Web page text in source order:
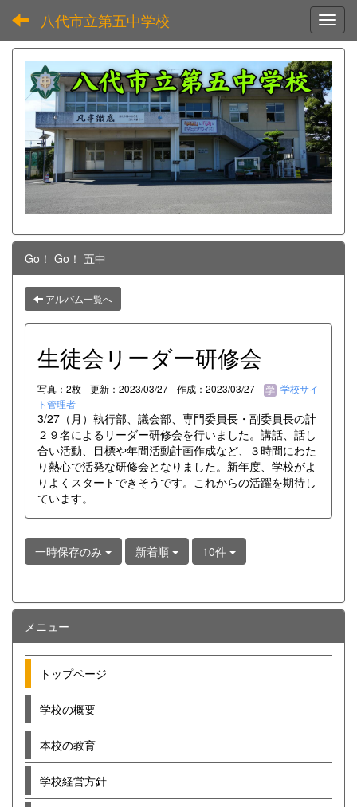
八代市立第五中学校
Go！ Go！ 五中
アルバム一覧へ
生徒会リーダー研修会
写真：2枚 更新：2023/03/27 作成：2023/03/27
学校サイ
ト管理者
3/27（月）執行部、議会部、専門委員長・副委員長の計
２９名によるリーダー研修会を行いました。講話、話し
合い活動、目標や年間活動計画作成など、３時間にわた
り熱心で活発な研修会となりました。新年度、学校がよ
りよくスタートできそうです。これからの活躍を期待し
ています。
一時保存のみ 新着順 10件
メニュー
トップページ
学校の概要
本校の教育
学校経営方針